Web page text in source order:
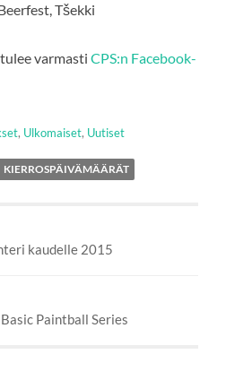
Tšekki
varmastiCPS:n Facebook-
, Ulkomaiset, Uutiset
KIERROSPÄIVÄMÄÄRÄT
kaudelle 2015
Paintball Series